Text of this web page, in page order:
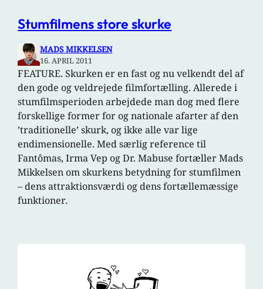
Stumfilmens store skurke
MADS MIKKELSEN
16. APRIL 2011
FEATURE. Skurken er en fast og nu velkendt del af
den gode og veldrejede filmfortælling. Allerede i
stumfilmsperioden arbejdede man dog med flere
forskellige former for og nationale afarter af den
’traditionelle’ skurk, og ikke alle var lige
endimensionelle. Med særlig reference til
Fantômas, Irma Vep og Dr. Mabuse fortæller Mads
Mikkelsen om skurkens betydning for stumfilmen
– dens attraktionsværdi og dens fortællemæssige
funktioner.